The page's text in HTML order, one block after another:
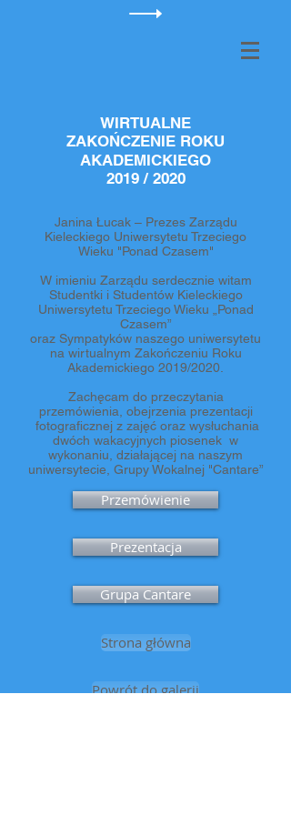
WIRTUALNE
ZAKOŃCZENIE ROKU
AKADEMICKIEGO
2019 / 2020
Janina Łucak – Prezes Zarządu
Kieleckiego Uniwersytetu Trzeciego
Wieku "Ponad Czasem"
W imieniu Zarządu serdecznie witam
Studentki i Studentów Kieleckiego
Uniwersytetu Trzeciego Wieku „Ponad
Czasem”
oraz Sympatyków naszego uniwersytetu
na wirtualnym Zakończeniu Roku
Akademickiego 2019/2020.
Zachęcam do przeczytania
przemówienia, obejrzenia prezentacji
fotograficznej z zajęć oraz wysłuchania
dwóch wakacyjnych piosenek w
wykonaniu, działającej na naszym
uniwersytecie, Grupy Wokalnej "Cantare”
Przemówienie
Prezentacja
Grupa Cantare
Strona główna
Powrót do galerii